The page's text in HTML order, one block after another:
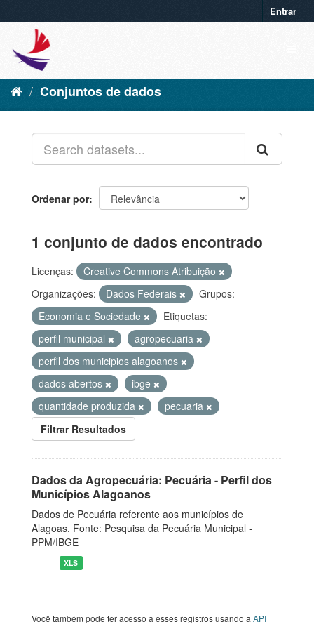
Entrar
Conjuntos de dados
Ordenar por
1 conjunto de dados encontrado
Licenças:
Creative Commons Atribuição
Organizações:
Dados Federais
Grupos:
Economia e Sociedade
Etiquetas:
perfil municipal
agropecuaria
perfil dos municipios alagoanos
dados abertos
ibge
quantidade produzida
pecuaria
Filtrar Resultados
Dados da Agropecuária: Pecuária - Perfil dos
Municípios Alagoanos
Dados de Pecuária referente aos municípios de
Alagoas. Fonte: Pesquisa da Pecuária Municipal -
PPM/IBGE
XLS
Você também pode ter acesso a esses registros usando a API